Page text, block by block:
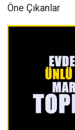
Öne Çıkanlar